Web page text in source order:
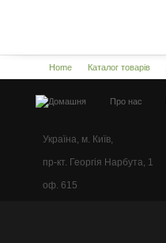
Home Каталог товарів
Про нас
Україна, м. Київ,
пр-кт. Георгія Нарбута, 1
оф. 615